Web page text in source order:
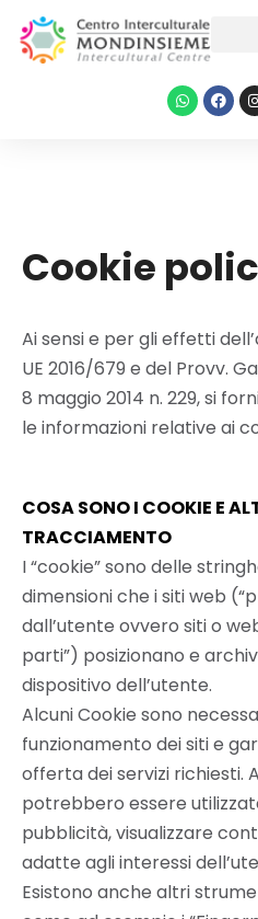
Cookie
Ai sensi e per gli effetti
UE 2016/679 e del Provv.
8 maggio 2014 n. 229, si
le informazioni relative ai
COSA SONO I COOKIE E
TRACCIAMENTO
I “cookie” sono delle
dimensioni che i siti web
dall’utente ovvero siti o
parti”) posizionano e
dispositivo dell’utente.
Alcuni Cookie sono
funzionamento dei siti e
offerta dei servizi richiesti.
potrebbero essere
pubblicità, visualizzare
adatte agli interessi
Esistono anche altri